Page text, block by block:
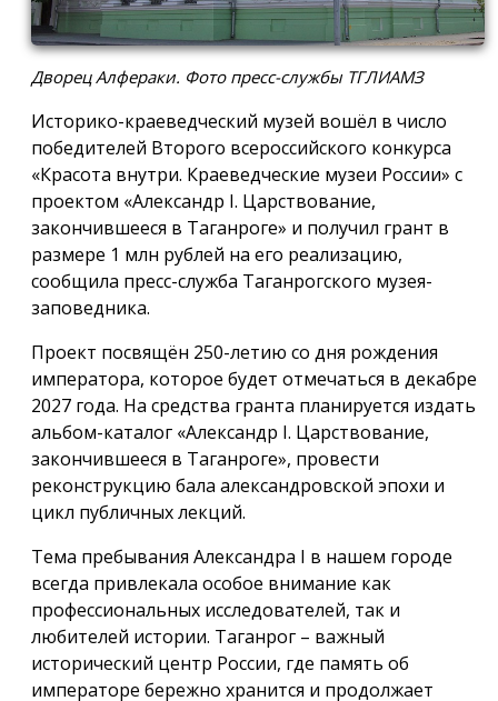
Дворец Алфераки. Фото пресс-службы ТГЛИАМЗ
Историко-краеведческий музей вошёл в число
победителей Второго всероссийского конкурса
«Красота внутри. Краеведческие музеи России» с
проектом «Александр I. Царствование,
закончившееся в Таганроге» и получил грант в
размере 1 млн рублей на его реализацию,
сообщила пресс-служба Таганрогского музея-
заповедника.
Проект посвящён 250-летию со дня рождения
императора, которое будет отмечаться в декабре
2027 года. На средства гранта планируется издать
альбом-каталог «Александр I. Царствование,
закончившееся в Таганроге», провести
реконструкцию бала александровской эпохи и
цикл публичных лекций.
Тема пребывания Александра I в нашем городе
всегда привлекала особое внимание как
профессиональных исследователей, так и
любителей истории. Таганрог – важный
исторический центр России, где память об
императоре бережно хранится и продолжает